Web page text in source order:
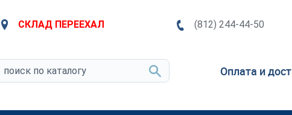
СКЛАД ПЕРЕЕХАЛ (812) 244-44-50
Оплата и